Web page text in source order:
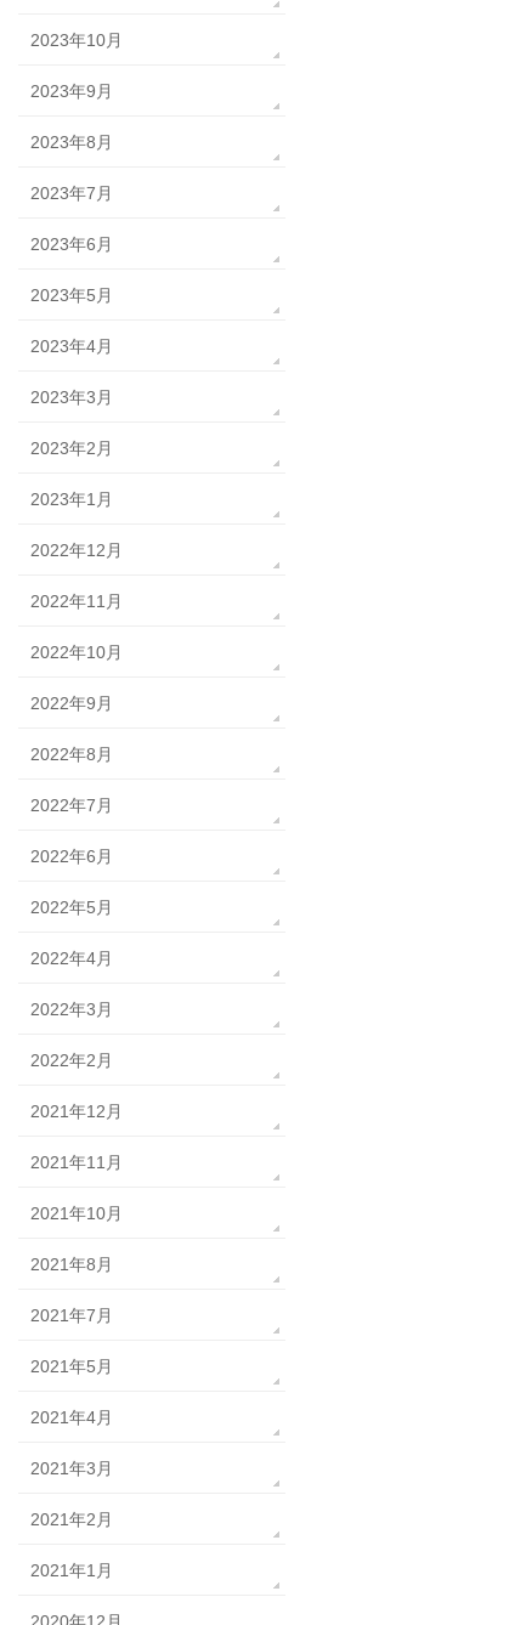
2023年10月
2023年9月
2023年8月
2023年7月
2023年6月
2023年5月
2023年4月
2023年3月
2023年2月
2023年1月
2022年12月
2022年11月
2022年10月
2022年9月
2022年8月
2022年7月
2022年6月
2022年5月
2022年4月
2022年3月
2022年2月
2021年12月
2021年11月
2021年10月
2021年8月
2021年7月
2021年5月
2021年4月
2021年3月
2021年2月
2021年1月